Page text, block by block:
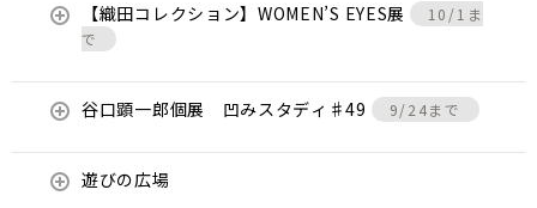
【織田コレクション】WOMEN’S EYES展
10/1ま
で
谷口顕一郎個展 凹みスタディ♯49 9/24まで
遊びの広場